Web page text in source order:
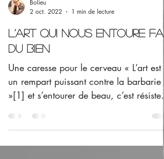
2 oct. 2022
1 min de lecture
L’art qui nous entoure
du bien
Une caresse pour le cerveau « L’art est
un rempart puissant contre la barbarie
»[1] et s’entourer de beau, c’est résister
la morosité...